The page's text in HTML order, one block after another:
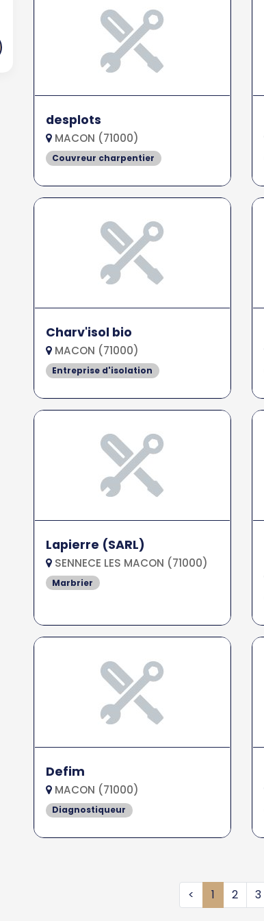
desplots
MACON (71000)
Couvreur charpentier
Charv'isol bio
MACON (71000)
Entreprise d'isolation
Lapierre (SARL)
SENNECE LES MACON (71000)
Marbrier
Defim
MACON (71000)
Diagnostiqueur
< 1 2 3